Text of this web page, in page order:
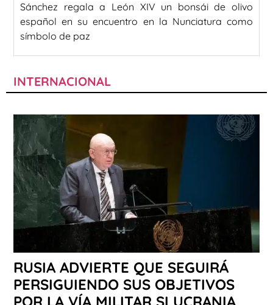
Sánchez regala a León XIV un bonsái de olivo
español en su encuentro en la Nunciatura como
símbolo de paz
INTERNACIONAL
RUSIA ADVIERTE QUE SEGUIRÁ
PERSIGUIENDO SUS OBJETIVOS
POR LA VÍA MILITAR SI UCRANIA